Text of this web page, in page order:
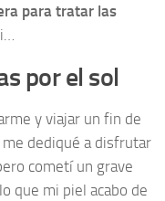
para tratar las
por el sol
y viajar un fin de
me dediqué a disfrutar
cometí un grave
que mi piel acabo de